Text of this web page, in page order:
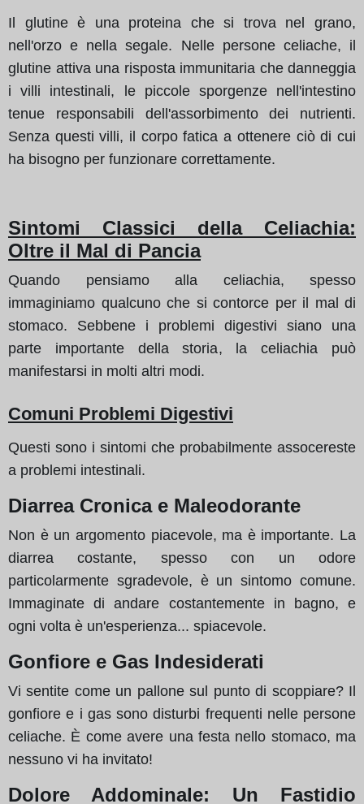
Il glutine è una proteina che si trova nel grano,
nell'orzo e nella segale. Nelle persone celiache, il
glutine attiva una risposta immunitaria che danneggia
i villi intestinali, le piccole sporgenze nell'intestino
tenue responsabili dell'assorbimento dei nutrienti.
Senza questi villi, il corpo fatica a ottenere ciò di cui
ha bisogno per funzionare correttamente.
Sintomi Classici della Celiachia:
Oltre il Mal di Pancia
Quando pensiamo alla celiachia, spesso
immaginiamo qualcuno che si contorce per il mal di
stomaco. Sebbene i problemi digestivi siano una
parte importante della storia, la celiachia può
manifestarsi in molti altri modi.
Comuni Problemi Digestivi
Questi sono i sintomi che probabilmente assocereste
a problemi intestinali.
Diarrea Cronica e Maleodorante
Non è un argomento piacevole, ma è importante. La
diarrea costante, spesso con un odore
particolarmente sgradevole, è un sintomo comune.
Immaginate di andare costantemente in bagno, e
ogni volta è un'esperienza... spiacevole.
Gonfiore e Gas Indesiderati
Vi sentite come un pallone sul punto di scoppiare? Il
gonfiore e i gas sono disturbi frequenti nelle persone
celiache. È come avere una festa nello stomaco, ma
nessuno vi ha invitato!
Dolore Addominale: Un Fastidio